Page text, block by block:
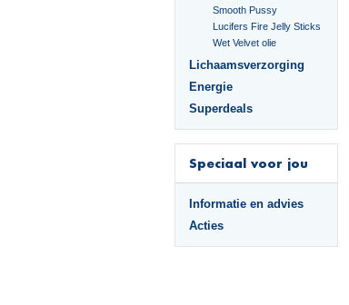
Smooth Pussy
Lucifers Fire Jelly Sticks
Wet Velvet olie
Lichaamsverzorging
Energie
Superdeals
Speciaal voor jou
Informatie en advies
Acties